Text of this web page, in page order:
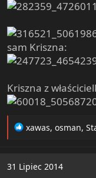
sam Kriszna:
Kriszna z
R
t
xawas, osman,
31 Lipiec 2014